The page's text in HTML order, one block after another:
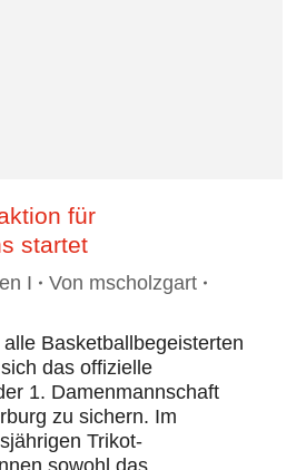
für
startet
I Von mscholzgart
Basketballbegeisterten
das offizielle
1. Damenmannschaft
zu sichern. Im
Trikot-